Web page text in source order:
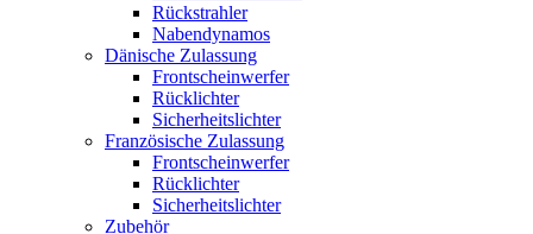
Rückstrahler
Nabendynamos
Dänische Zulassung
Frontscheinwerfer
Rücklichter
Sicherheitslichter
Französische Zulassung
Frontscheinwerfer
Rücklichter
Sicherheitslichter
Zubehör